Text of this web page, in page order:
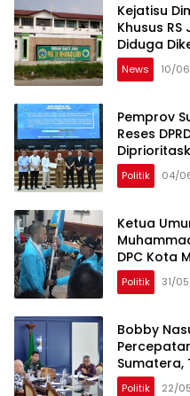
Kejatisu
Khusus
Diduga
Kerabat
News 10/
Pemprov
Reses
Politik 04/
Ketua
DPC Kota
Politik 31/
Bobby
Sumatera,
Politik 22/